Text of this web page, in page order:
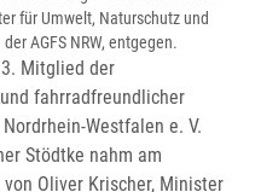
für Umwelt, Naturschutz und
AGFS NRW, entgegen.
Mitglied der
fahrradfreundlicher
Westfalen e. V.
Stödtke nahm am
Oliver Krischer, Minister